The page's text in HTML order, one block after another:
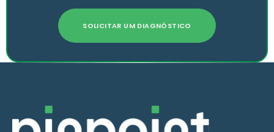
SOLICITAR UM DIAGNÓSTICO